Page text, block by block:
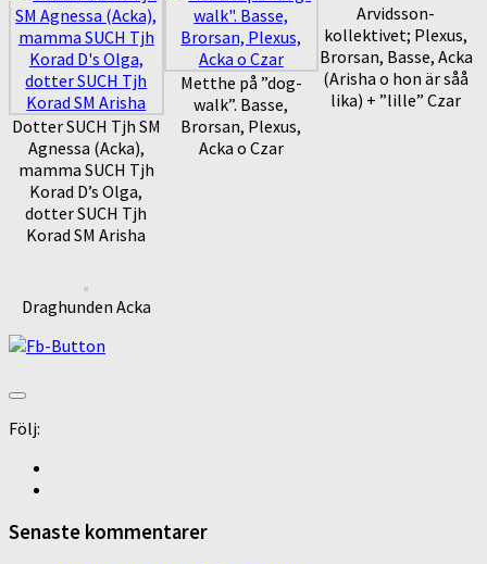
Dotter SUCH Tjh SM
Agnessa (Acka),
mamma SUCH Tjh
Korad D’s Olga,
dotter SUCH Tjh
Korad SM Arisha
Metthe på ”dog-
walk”. Basse,
Brorsan, Plexus,
Acka o Czar
Arvidsson-
kollektivet; Plexus,
Brorsan, Basse, Acka
(Arisha o hon är såå
lika) + ”lille” Czar
Draghunden Acka
Följ:
Senaste kommentarer